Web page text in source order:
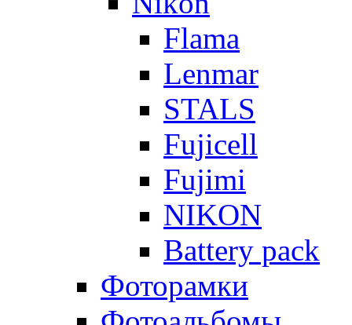
Flama
Lenmar
STALS
Fujicell
Fujimi
NIKON
Battery pack
Фоторамки